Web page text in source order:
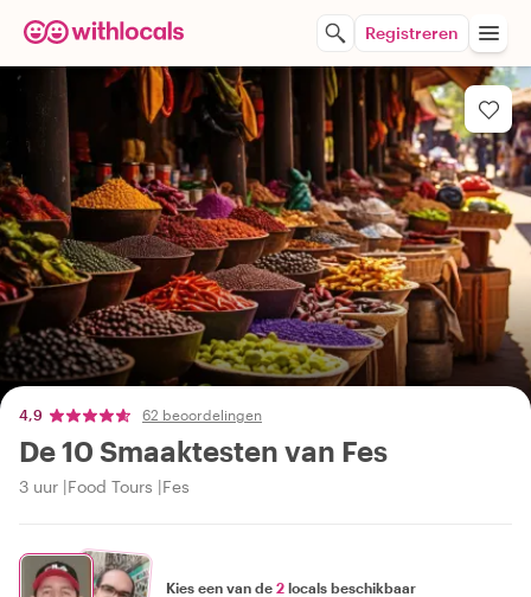
Registreren
4,9 62 beoordelingen
De 10 Smaaktesten van Fes
3 uur Food Tours Fes
Kies een van de 2 locals beschikbaar